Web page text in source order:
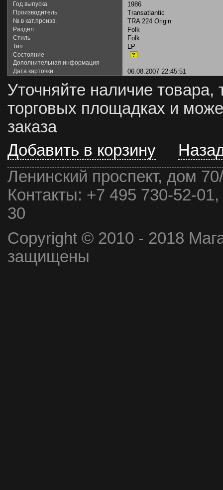
Год выпуска 1986
Производитель Transatlantic
№ в кат.произв. TRA 224 Origin
Раздел Folk
Стиль Folk
Тип LP
Состояние ?
Дополнительная информация
Дата карточки
06.08.2007 22:45:51
Уточняйте наличие товара,
торговых площадках и
заказа
Добавить в корзину
Ленинский проспект, дом
Контакты: +7 495 730-52-
30
Copyright © 2010 - 2018
защищены